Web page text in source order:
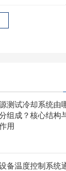
测试冷却系统由
组成？核心结构
用
备温度控制系统